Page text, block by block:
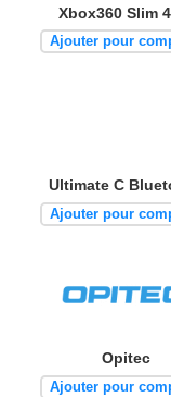
Xbox360 Slim
Ajouter pour
Ultimate C
Ajouter pour
Opitec
Ajouter pour